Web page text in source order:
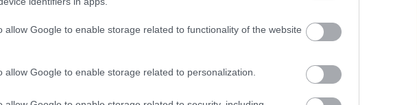
allow Google to enable storage related to functionality of the website
allow Google to enable storage related to personalization.
2016. január 06. világevő
Az étterem, ahova tényleg
lehetetlen foglalni! És ez
bocusedor
bocuse dor
dél amerika